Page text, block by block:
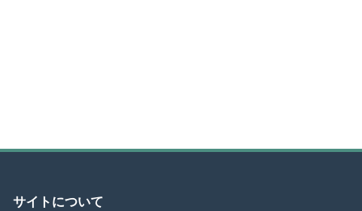
サイトについて